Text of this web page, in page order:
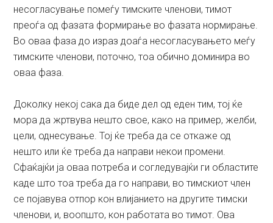
несогласување помеѓу тимските членови, тимот
преоѓа од фазата формирање во фазата нормирање.
Во оваа фаза до израз доаѓа несогласувањето меѓу
тимските членови, поточно, тоа обично доминира во
оваа фаза.
Доколку некој сака да биде дел од еден тим, тој ќе
мора да жртвува нешто свое, како на пример, желби,
цели, однесување. Тој ќе треба да се откаже од
нешто или ќе треба да направи некои промени.
Сфаќајќи ја оваа потреба и согледувајќи ги областите
каде што тоа треба да го направи, во тимскиот член
се појавува отпор кон влијанието на другите тимски
членови, и, воопшто, кон работата во тимот. Ова